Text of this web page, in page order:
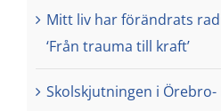
Mitt liv har förändrats
‘Från trauma till kraft’
Skolskjutningen i